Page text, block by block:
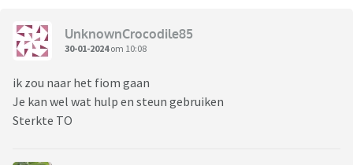
UnknownCrocodile85
30-01-2024om 10:08
ik zou naar het fiom gaan
Je kan wel wat hulp en steun gebruiken
Sterkte TO